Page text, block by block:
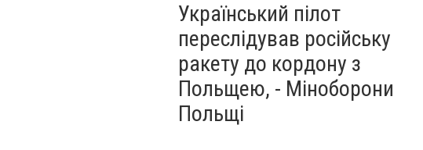
Український пілот
переслідував російську
ракету до кордону з
Польщею, - Міноборони
Польщі